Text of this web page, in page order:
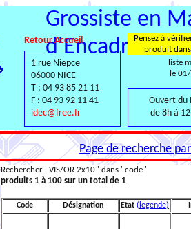
liste
le
Grossiste en
1 rue Niepce
06000 NICE
T : 04 93 85 21 11
F : 04 93 92 11 41
idec@free.fr
Ouvert du
de 8h à
Pensez à
produit
Retour Accueil
Page de recherche
Rechercher ' VIS/OR 2x10 ' dans ' code '
produits 1 à 100 sur un total de 1
Code Désignation Etat(legende)